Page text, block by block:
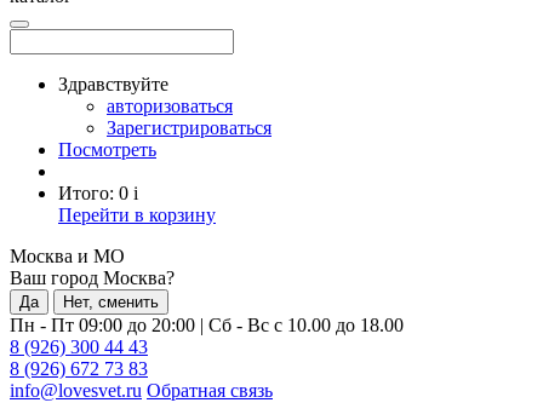
Здравствуйте
авторизоваться
Зарегистрироваться
Посмотреть
Итого: 0 i
Перейти в корзину
Москва и МО
Ваш город Москва?
Да Нет, сменить
Пн - Пт 09:00 до 20:00 | Сб - Вс с 10.00 до 18.00
8 (926) 300 44 43
8 (926) 672 73 83
info@lovesvet.ru Обратная связь